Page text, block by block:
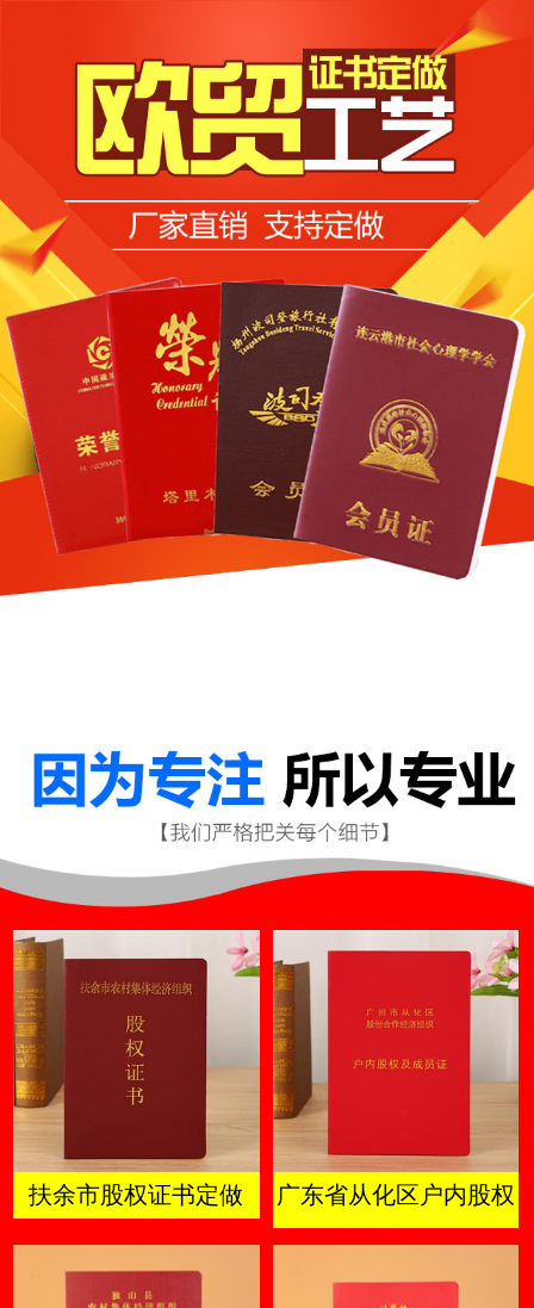
扶余市股权证书定做
广东省从化区户内股权
及成员证